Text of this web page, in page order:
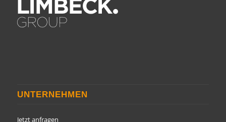
UNTERNEHMEN
Jetzt anfragen